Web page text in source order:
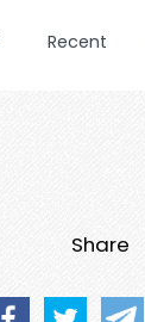
Recent
Share